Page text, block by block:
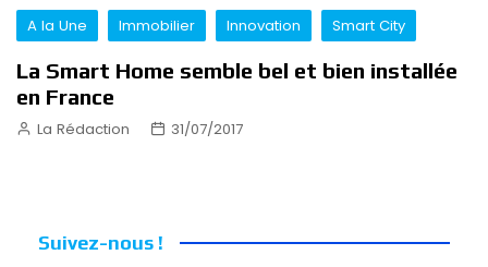
A la Une Immobilier Innovation Smart City
La Smart Home semble bel et bien installée
en France
La Rédaction 31/07/2017
Suivez-nous !